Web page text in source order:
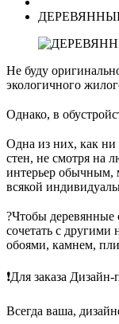
Не буду
экологичного
Однако, в
Одна из них, как ни
стен, не смотря на
интерьер
всякой
?Чтобы деревянные
сочетать с
обоями, камнем,
❗️Для заказа
Всегда ваша,